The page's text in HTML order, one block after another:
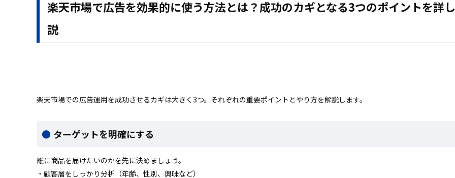
楽天市場で広告を効果的に使う方法とは？成功のカギとなる3つのポイントを詳
説
楽天市場での広告運用を成功させるカギは大きく3つ。それぞれの重要ポイントとやり方を解説します。
ターゲットを明確にする
誰に商品を届けたいのかを先に決めましょう。
・顧客層をしっかり分析（年齢、性別、興味など）